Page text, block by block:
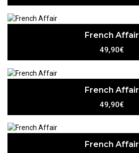
French Affair
49,90€
French Affair
49,90€
French Affair